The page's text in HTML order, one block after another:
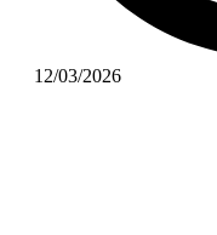
12/03/2026